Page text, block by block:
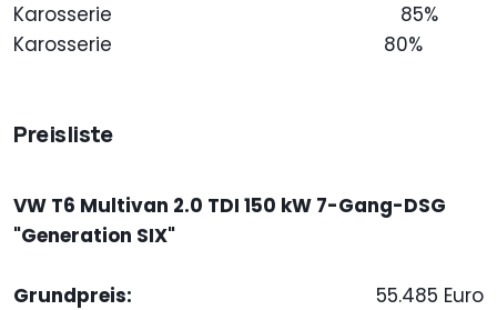
Karosserie
85%
Karosserie
80%
Preisliste
VW T6 Multivan 2.0 TDI 150 kW 7-Gang-DSG
"Generation SIX"
Grundpreis:
55.485 Euro